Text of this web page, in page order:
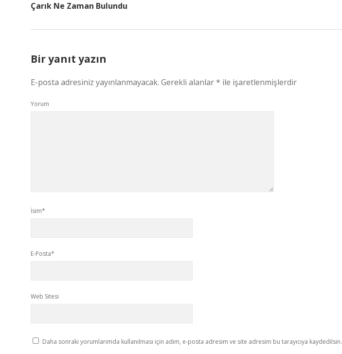
Çarık Ne Zaman Bulundu
Bir yanıt yazın
E-posta adresiniz yayınlanmayacak. Gerekli alanlar* ile işaretlenmişlerdir
Yorum
İsim*
E-Posta*
Web Sitesi
Daha sonraki yorumlarımda kullanılması için adım, e-posta adresim ve site adresim bu tarayıcıya kaydedilsin.